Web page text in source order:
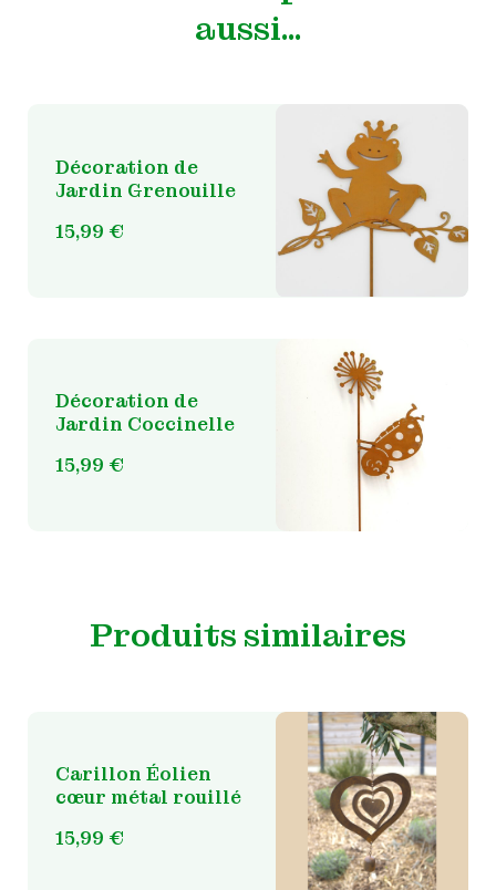
aussi…
Décoration de
Jardin Grenouille
15,99 €
Décoration de
Jardin Coccinelle
15,99 €
Produits similaires
Carillon Éolien
cœur métal rouillé
15,99 €